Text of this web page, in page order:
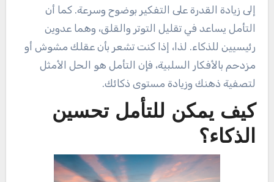
إلى زيادة القدرة على التفكير بوضوح وسرعة. كما أن
التأمل يساعد في تقليل التوتر والقلق، وهما عدوين
رئيسيين للذكاء. لذا، إذا كنت تشعر بأن عقلك مشوش أو
مزدحم بالأفكار السلبية، فإن التأمل هو الحل الأمثل
لتصفية ذهنك وزيادة مستوى ذكائك.
كيف يمكن للتأمل تحسين
الذكاء؟